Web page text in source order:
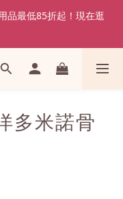
品最低85折起！現在逛
多米諾骨